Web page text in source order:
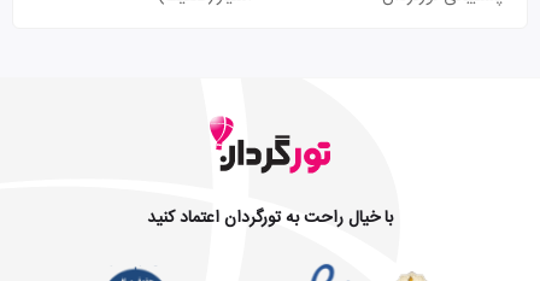
با خیال راحت به تورگردان اعتماد کنید